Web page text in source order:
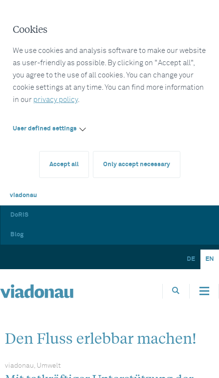
Cookies
We use cookies and analysis software to make our website
as user-friendly as possible. By clicking on "Accept all",
you agree to the use of all cookies. You can change your
cookie settings at any time. You can find more information
in our privacy policy.
User defined settings
Accept all Only accept necessary
viadonau
DoRIS
Blog
DE EN
Den Fluss erlebbar machen!
viadonau, Umwelt